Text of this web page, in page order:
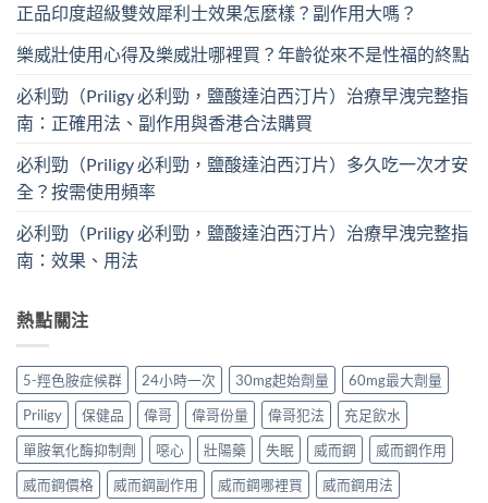
正品印度超級雙效犀利士效果怎麼樣？副作用大嗎？
樂威壯使用心得及樂威壯哪裡買？年齡從來不是性福的終點
必利勁（Priligy 必利勁，鹽酸達泊西汀片）治療早洩完整指
南：正確用法、副作用與香港合法購買
必利勁（Priligy 必利勁，鹽酸達泊西汀片）多久吃一次才安
全？按需使用頻率
必利勁（Priligy 必利勁，鹽酸達泊西汀片）治療早洩完整指
南：效果、用法
熱點關注
5-羥色胺症候群 24小時一次 30mg起始劑量
60mg最大劑量
Priligy
保健品 偉哥 偉哥份量 偉哥犯法
充足飲水
單胺氧化酶抑制劑
噁心 壯陽藥 失眠 威而鋼
威而鋼作用
威而鋼價格
威而鋼副作用 威而鋼哪裡買 威而鋼用法